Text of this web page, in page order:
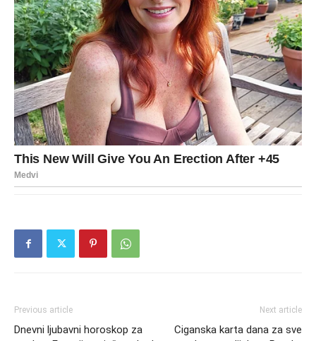
Previous article
Dnevni ljubavni horoskop za
Next article
Ciganska karta dana za sve